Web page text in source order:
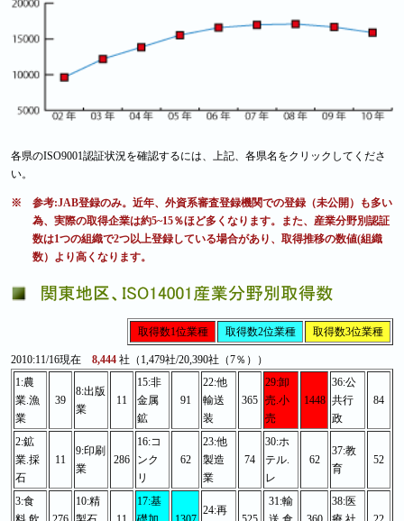
各県のISO9001認証状況を確認するには、上記、各県名をクリックしてくださ
い。
※ 参考:JAB登録のみ。近年、外資系審査登録機関での登録（未公開）も多い
為、実際の取得企業は約5~15％ほど多くなります。また、産業分野別認証
数は1つの組織で2つ以上登録している場合があり、取得推移の数値(組織
数）より高くなります。
取得数1位業種 取得数2位業種 取得数3位業種
2010:11/16現在 8,444 社（1,479社/20,390社（7％））
1:農
業.漁
業
39
8:出版
業
11
15:非
金属
鉱
91
22:他
輸送
装
365
29:卸
売.小
売
1448
36:公
共行
政
84
2:鉱
業.採
石
11
9:印刷
業
286
16:コ
ンク
リ
62
23:他
製造
業
74
30:ホ
テル.
レ
62
37:教
育
52
3:食
10:精
17:基
24:再
31:輸
38:医